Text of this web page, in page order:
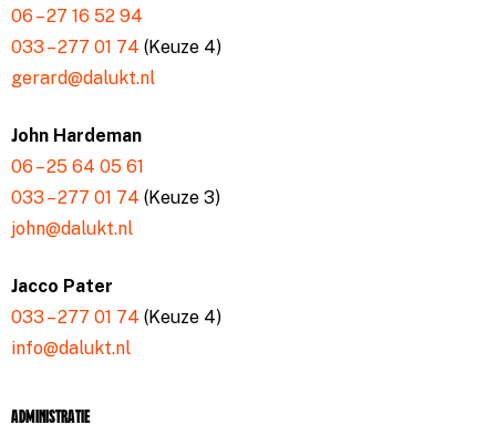
06 – 27 16 52 94
033 – 277 01 74 (Keuze 4)
gerard@dalukt.nl
John Hardeman
06 – 25 64 05 61
033 – 277 01 74 (Keuze 3)
john@dalukt.nl
Jacco Pater
033 – 277 01 74 (Keuze 4)
info@dalukt.nl
Administratie